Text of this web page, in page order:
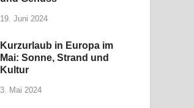
19. Juni 2024
Kurzurlaub in Europa im
Mai: Sonne, Strand und
Kultur
3. Mai 2024